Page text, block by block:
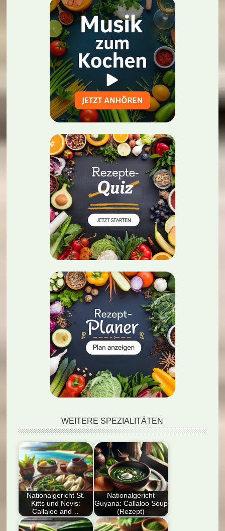
WEITERE SPEZIALITÄTEN
Nationalgericht St.
Kitts und Nevis:
Callaloo and…
Dieser Artikel bietet
Nationalgericht
Guyana: Callaloo Soup
(Rezept)
Entdecken Sie das